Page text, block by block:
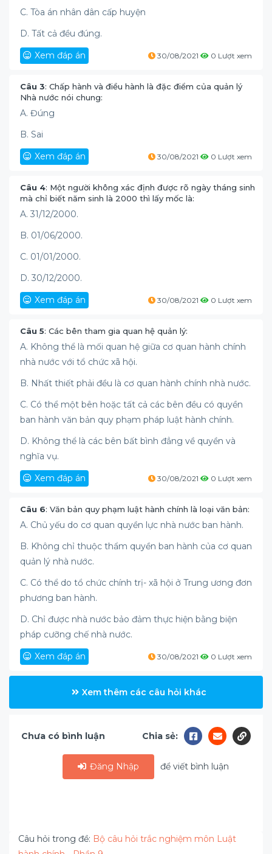
C. Tòa án nhân dân cấp huyện
D. Tất cả đều đúng.
Xem đáp án
30/08/2021 0 Lượt xem
Câu 3: Chấp hành và điều hành là đặc điểm của quản lý
Nhà nước nói chung:
A. Đúng
B. Sai
Xem đáp án
30/08/2021 0 Lượt xem
Câu 4: Một người không xác định được rõ ngày tháng sinh
mà chỉ biết năm sinh là 2000 thì lấy mốc là:
A. 31/12/2000.
B. 01/06/2000.
C. 01/01/2000.
D. 30/12/2000.
Xem đáp án
30/08/2021 0 Lượt xem
Câu 5: Các bên tham gia quan hệ quản lý:
A. Không thể là mối quan hệ giữa cơ quan hành chính
nhà nước với tổ chức xã hội.
B. Nhất thiết phải đều là cơ quan hành chính nhà nước.
C. Có thể một bên hoặc tất cả các bên đều có quyền
ban hành văn bản quy phạm pháp luật hành chính.
D. Không thể là các bên bất bình đẳng về quyền và
nghĩa vụ.
Xem đáp án
30/08/2021 0 Lượt xem
Câu 6: Văn bản quy phạm luật hành chính là loại văn bản:
A. Chủ yếu do cơ quan quyền lực nhà nước ban hành.
B. Không chỉ thuộc thẩm quyền ban hành của cơ quan
quản lý nhà nước.
C. Có thể do tổ chức chính trị- xã hội ở Trung ương đơn
phương ban hành.
D. Chỉ được nhà nước bảo đảm thực hiện bằng biện
pháp cưỡng chế nhà nước.
Xem đáp án
30/08/2021 0 Lượt xem
Xem thêm các câu hỏi khác
Chưa có bình luận Chia sẻ:
Đăng Nhập để viết bình luận
Câu hỏi trong đề: Bộ câu hỏi trắc nghiệm môn Luật